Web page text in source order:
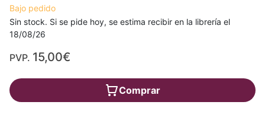
Bajo pedido
Sin stock. Si se pide hoy, se estima recibir en la librería el
18/08/26
PVP. 15,00€
Comprar